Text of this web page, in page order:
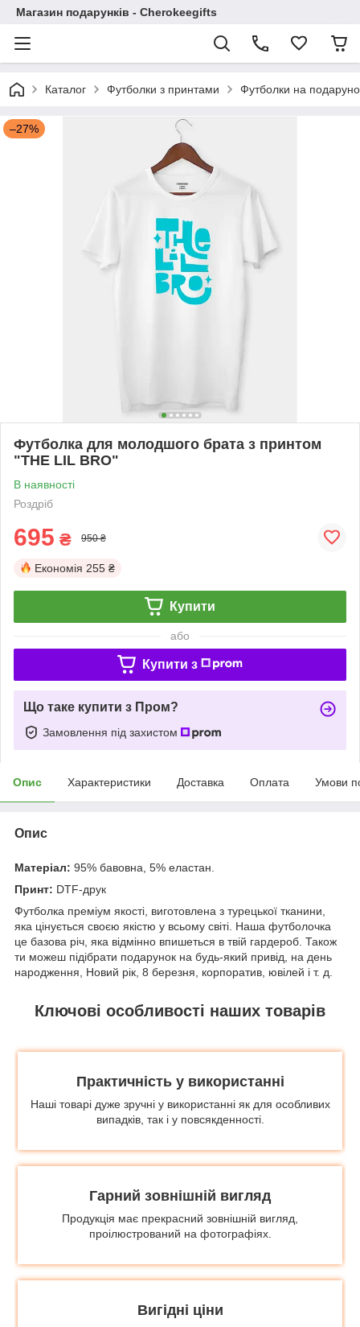
Магазин подарунків - Cherokeegifts
Каталог Футболки з принтами Футболки на
–27%
Футболка для молодшого брата з принтом
"THE LIL BRO"
В наявності
Роздріб
695 ₴ 950 ₴
Економія 255 ₴
Купити
або
Купити з
Що таке купити з Пром?
Замовлення під захистом
Опис Характеристики Доставка Оплата Умови
Опис
Матеріал: 95% бавовна, 5% еластан.
Принт: DTF-друк
Футболка преміум якості, виготовлена з турецької тканини,
яка цінується своєю якістю у всьому світі. Наша футболочка
це базова річ, яка відмінно впишеться в твій гардероб. Також
ти можеш підібрати подарунок на будь-який привід, на день
народження, Новий рік, 8 березня, корпоратив, ювілей і т. д.
Ключові особливості наших товарів
Практичність у використанні
Наші товарі дуже зручні у використанні як для особливих
випадків, так і у повсякденності.
Гарний зовнішній вигляд
Продукція має прекрасний зовнішній вигляд,
проілюстрований на фотографіях.
Вигідні ціни